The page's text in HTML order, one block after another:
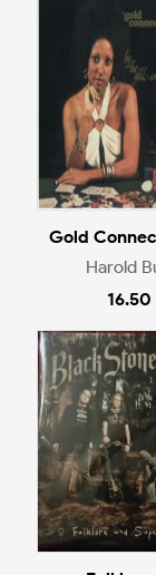
Gold
Harold
16.50